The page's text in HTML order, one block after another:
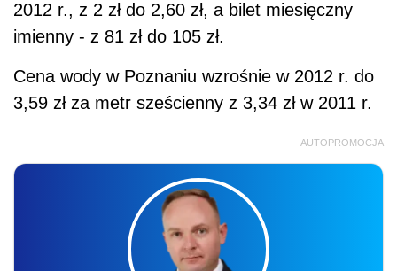
2012 r., z 2 zł do 2,60 zł, a bilet miesięczny
imienny - z 81 zł do 105 zł.
Cena wody w Poznaniu wzrośnie w 2012 r. do
3,59 zł za metr sześcienny z 3,34 zł w 2011 r.
AUTOPROMOCJA